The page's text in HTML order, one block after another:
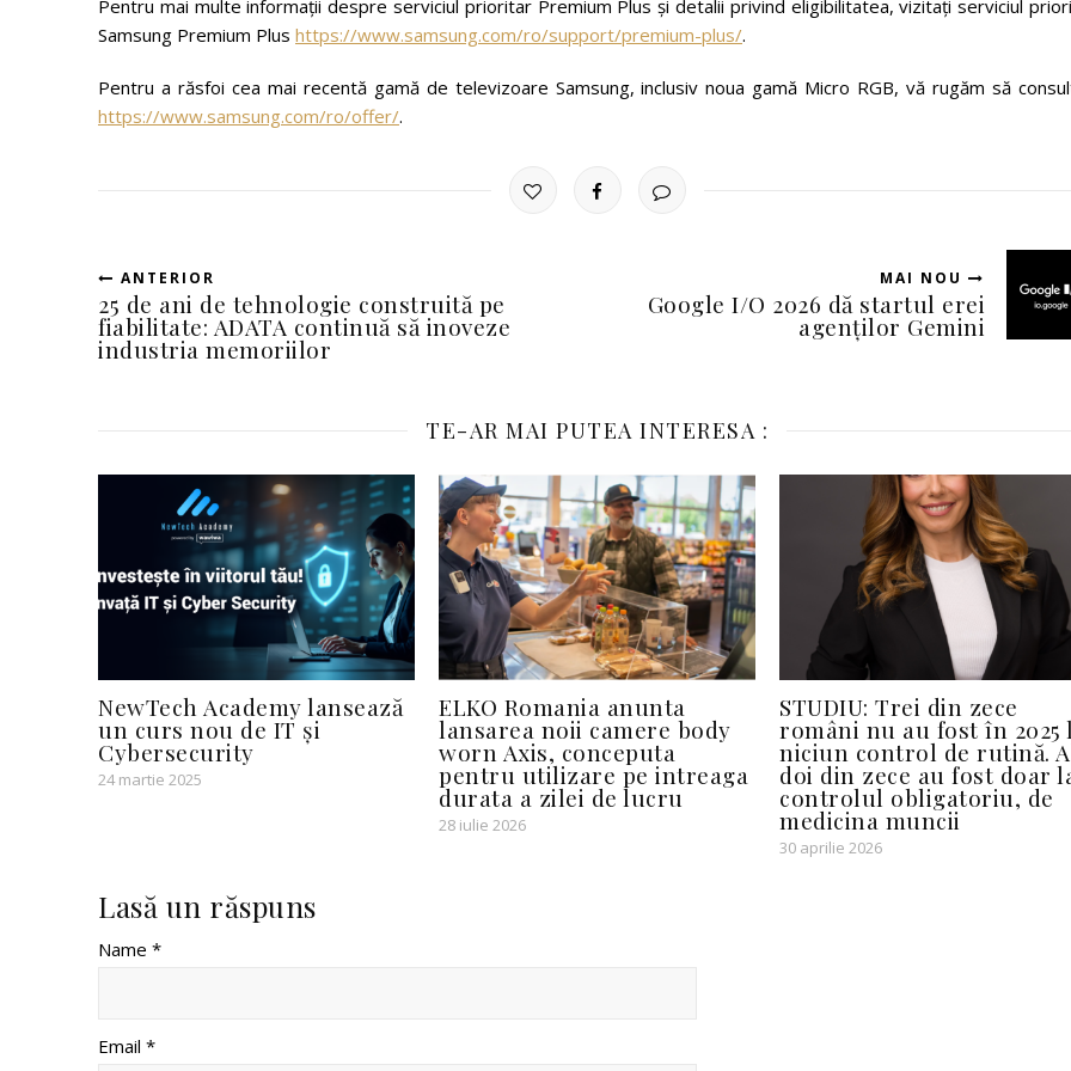
Pentru mai multe informații despre serviciul prioritar Premium Plus și detalii privind eligibilitatea, vizitați serviciul
Samsung Premium Plus https://www.samsung.com/ro/support/premium-plus/.
Pentru a răsfoi cea mai recentă gamă de televizoare Samsung, inclusiv noua gamă Micro RGB, vă rugăm să
https://www.samsung.com/ro/offer/.
ANTERIOR
25 de ani de tehnologie construită pe
fiabilitate: ADATA continuă să inoveze
industria memoriilor
MAI NOU
Google I/O 2026 dă startul erei
agenților Gemini
TE-AR MAI PUTEA INTERESA :
NewTech Academy lansează
un curs nou de IT și
Cybersecurity
24 martie 2025
ELKO Romania anunta
lansarea noii camere body
worn Axis, conceputa
pentru utilizare pe intreaga
durata a zilei de lucru
28 iulie 2026
STUDIU: Trei din zece
români nu au fost în 2025
niciun control de rutină.
doi din zece au fost doar
controlul obligatoriu, de
medicina muncii
30 aprilie 2026
Lasă un răspuns
Name *
Email *